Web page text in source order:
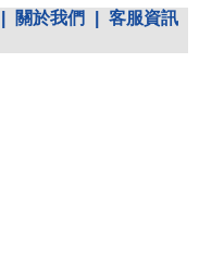
關於我們
客服資訊